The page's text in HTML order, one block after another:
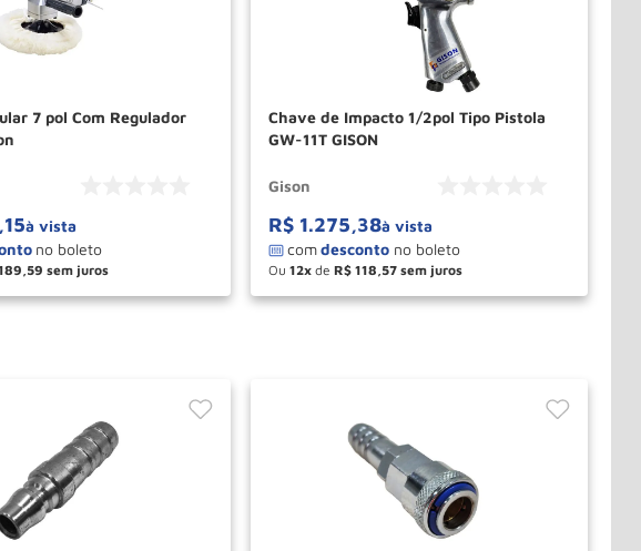
7 pol Com Regulador
15à vista
59
＋ COMPRAR
Chave de Impacto 1/2pol Tipo Pistola
GW-11T GISON
Gison
R$ 1.275,38à vista
Ou 12 de R$ 118 57
＋
－ COMPRAR